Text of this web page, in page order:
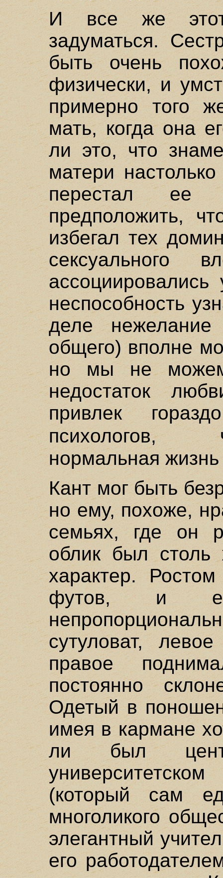
И все же этот
задуматься.
быть очень
физически, и
примерно того
мать, когда она
ли это, что
матери
перестал ее
предположить,
избегал тех
сексуального
неспособность
деле
общего) вполне
но мы не можем
недостаток
привлек
нормальная
Кант мог быть
но ему, похоже,
семьях, где он
облик был столь
характер.
футов, и
сутуловат,
правое
постоянно
Одетый в
имея в кармане
ли был
(который сам
многоликого
элегантный
его